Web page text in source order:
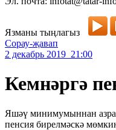
Язманы тыңлагыз
Сорау-җавап
2 декабрь 2019 21:00
Кемнәргә
Яшәү минимумыннан
пенсия бирелмәскә